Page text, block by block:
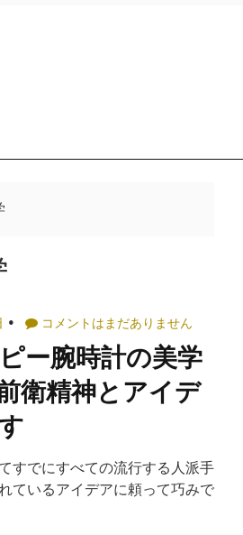
コメントはまだありません
ー腕時計の美学
衛精神とアイデ
すでにすべての流行する人派手
ているアイデアに頼って巧みで